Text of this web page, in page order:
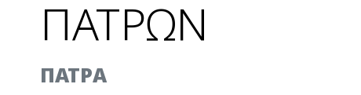
ΠΑΤΡΩΝ
ΠΑΤΡΑ